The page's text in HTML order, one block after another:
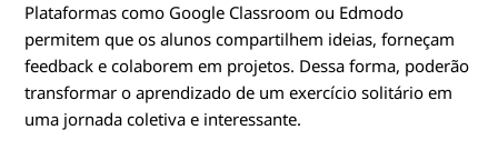
Plataformas como Google Classroom ou Edmodo
permitem que os alunos compartilhem ideias, forneçam
feedback e colaborem em projetos. Dessa forma, poderão
transformar o aprendizado de um exercício solitário em
uma jornada coletiva e interessante.